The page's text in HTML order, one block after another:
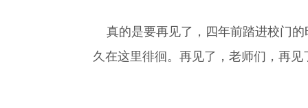
真的是要再见了，四年前踏进校门的
久在这里徘徊。再见了，老师们，再